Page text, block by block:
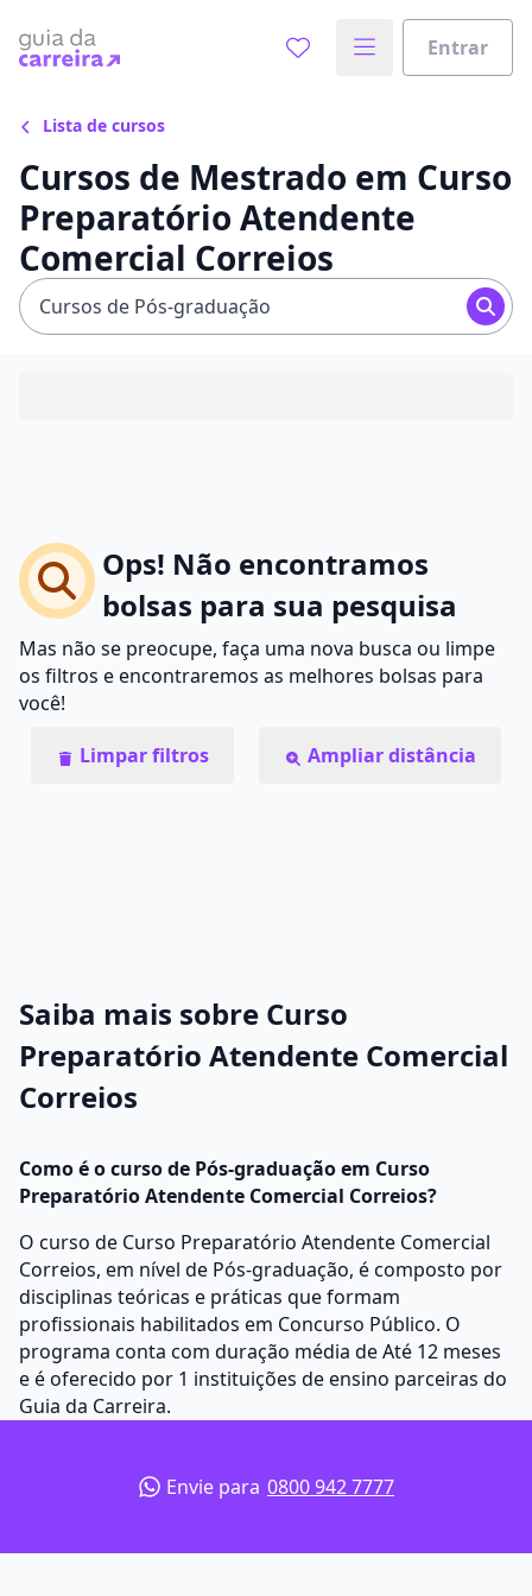
Entrar
Lista de cursos
Cursos de Mestrado em Curso
Preparatório Atendente
Comercial Correios
Cursos de Pós-graduação
Ops! Não encontramos
bolsas para sua pesquisa
Mas não se preocupe, faça uma nova busca ou limpe
os filtros e encontraremos as melhores bolsas para
você!
Limpar filtros
Ampliar distância
Saiba mais sobre Curso
Preparatório Atendente Comercial
Correios
Como é o curso de Pós-graduação em Curso
Preparatório Atendente Comercial Correios?
O curso de Curso Preparatório Atendente Comercial
Correios, em nível de Pós-graduação, é composto por
disciplinas teóricas e práticas que formam
profissionais habilitados em Concurso Público. O
programa conta com duração média de Até 12 meses
e é oferecido por 1 instituições de ensino parceiras do
Guia da Carreira.
Envie para 0800 942 7777